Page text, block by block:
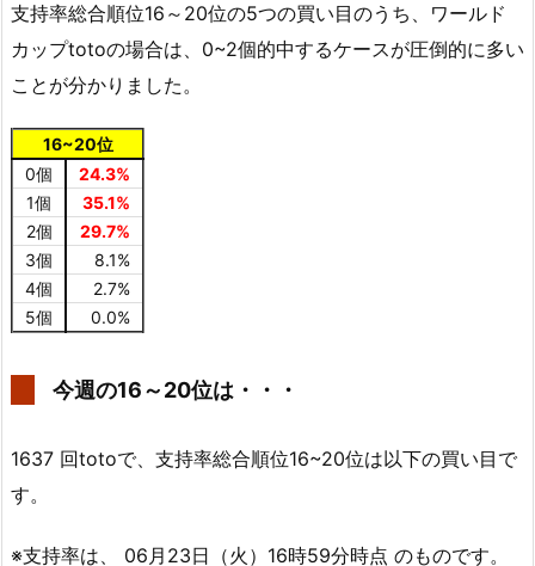
支持率総合順位16～20位の5つの買い目のうち、ワールド
カップtotoの場合は、0~2個的中するケースが圧倒的に多い
ことが分かりました。
16~20位
0個
24.3%
1個
35.1%
2個
29.7%
3個
8.1%
4個
2.7%
5個
0.0%
今週の16～20位は・・・
1637 回totoで、支持率総合順位16~20位は以下の買い目で
す。
※支持率は、 06月23日（火）16時59分時点 のものです。